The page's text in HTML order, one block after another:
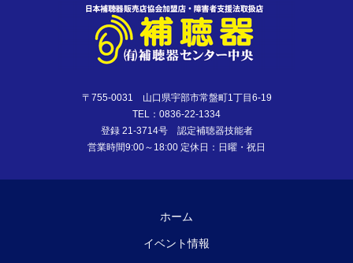
〒755-0031 山口県宇部市常盤町1丁目6-19
TEL：0836-22-1334
登録 21-3714号 認定補聴器技能者
営業時間9:00～18:00 定休日：日曜・祝日
ホーム
イベント情報